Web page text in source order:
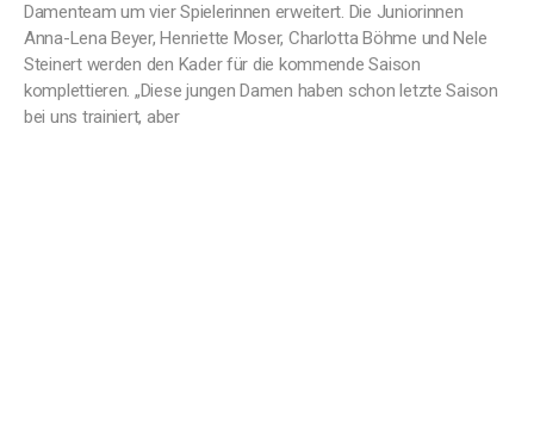
Damenteam um vier Spielerinnen erweitert. Die Juniorinnen
Anna-Lena Beyer, Henriette Moser, Charlotta Böhme und Nele
Steinert werden den Kader für die kommende Saison
komplettieren. „Diese jungen Damen haben schon letzte Saison
bei uns trainiert, aber